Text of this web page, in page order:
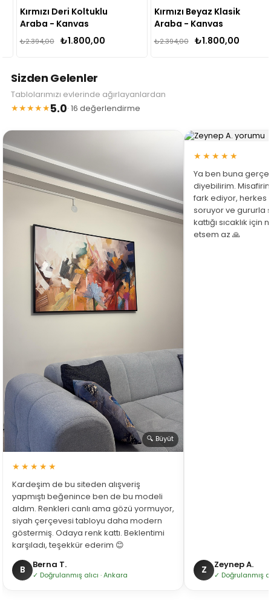
Kırmızı Deri Koltuklu
Araba - Kanvas
₺1.800,00
₺2.394,00
Kırmızı Beyaz Klasik
Araba - Kanvas
₺1.800,00
₺2.394,00
Sizden Gelenler
Tablolarımızı evlerinde ağırlayanlardan
★★★★★5.0· 16 değerlendirme
🔍 Büyüt
★★★★★
Kardeşim de bu siteden alışveriş
yapmıştı beğenince ben de bu modeli
aldım. Renkleri canlı ama gözü yormuyor,
siyah çerçevesi tabloyu daha modern
göstermiş. Odaya renk kattı. Beklentimi
karşıladı, teşekkür ederim 😊
B Berna T.
✓ Doğrulanmış alıcı · Ankara
★★★★★
Ya ben buna
diyebilirim.
fark ediyor, herkes
soruyor ve gururla
kattığı sıcaklık
etsem az 🙏
Z Zeynep A.
✓ Doğrulanmış